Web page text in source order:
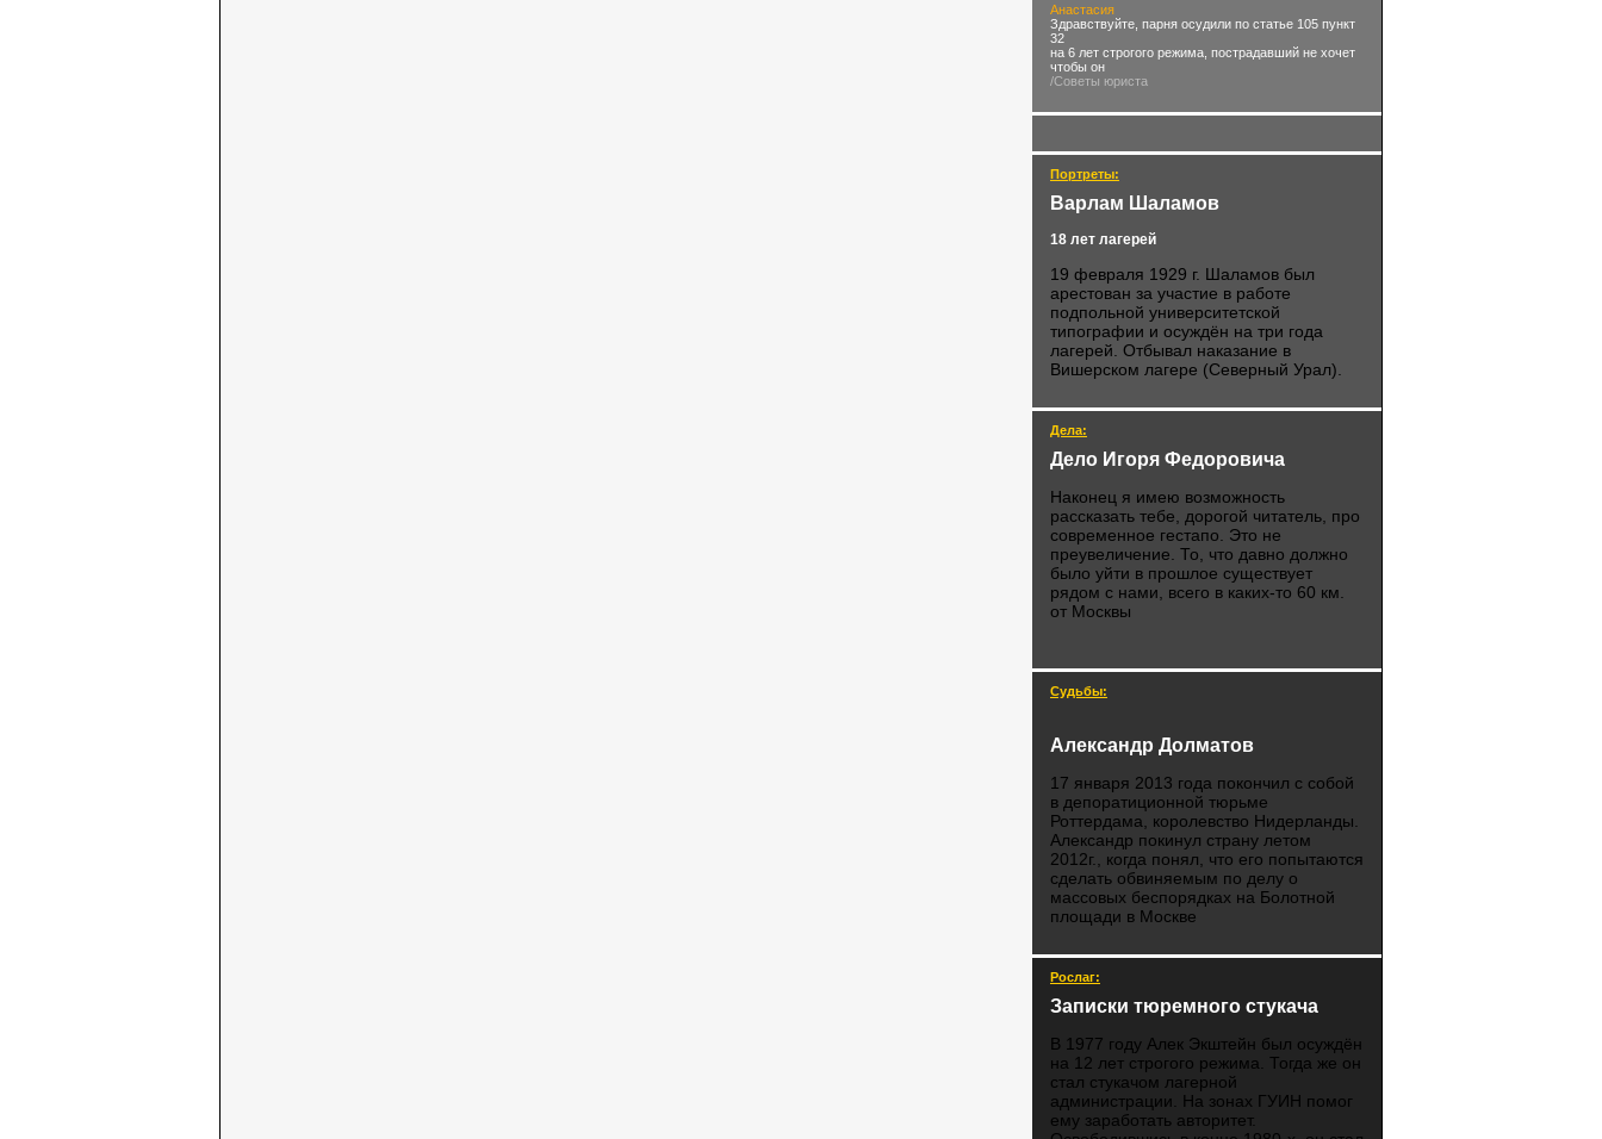
Анастасия
Здравствуйте, парня осудили по статье 105 пункт
32
на 6 лет строгого режима, пострадавший не хочет
чтобы он
/Советы юриста
Портреты:
Варлам Шаламов
18 лет лагерей
19 февраля 1929 г. Шаламов был
арестован за участие в работе
подпольной университетской
типографии и осуждён на три года
лагерей. Отбывал наказание в
Вишерском лагере (Северный Урал).
Дела:
Дело Игоря Федоровича
Наконец я имею возможность
рассказать тебе, дорогой читатель, про
современное гестапо. Это не
преувеличение. То, что давно должно
было уйти в прошлое существует
рядом с нами, всего в каких-то 60 км.
от Москвы
Судьбы:
Александр Долматов
17 января 2013 года покончил с собой
в депоратиционной тюрьме
Роттердама, королевство Нидерланды.
Александр покинул страну летом
2012г., когда понял, что его попытаются
сделать обвиняемым по делу о
массовых беспорядках на Болотной
площади в Москве
Рослаг:
Записки тюремного стукача
В 1977 году Алек Экштейн был осуждён
на 12 лет строгого режима. Тогда же он
стал стукачом лагерной
администрации. На зонах ГУИН помог
ему заработать авторитет.